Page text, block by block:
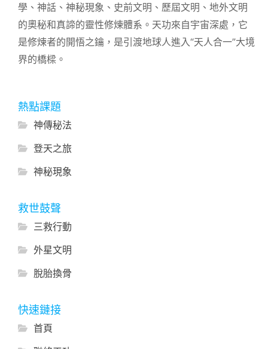
學、神話、神秘現象、史前文明、歷屆文明、地外文明
的奧秘和真諦的靈性修煉體系。天功來自宇宙深處，它
是修煉者的開悟之鑰，是引渡地球人進入“天人合一”大境
界的橋樑。
熱點課題
神傳秘法
登天之旅
神秘現象
救世鼓聲
三救行動
外星文明
脫胎換骨
快速鏈接
首頁